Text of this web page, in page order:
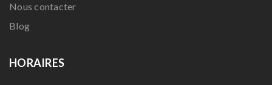
Nous contacter
Blog
HORAIRES